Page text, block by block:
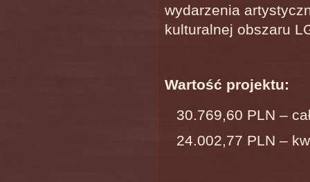
wydarzenia
kulturalnej obszaru
Wartość projektu:
30.769,60 PLN –
24.002,77 PLN –